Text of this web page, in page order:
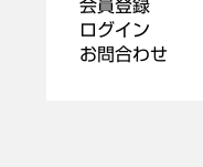
会員登録
ログイン
お問合わせ